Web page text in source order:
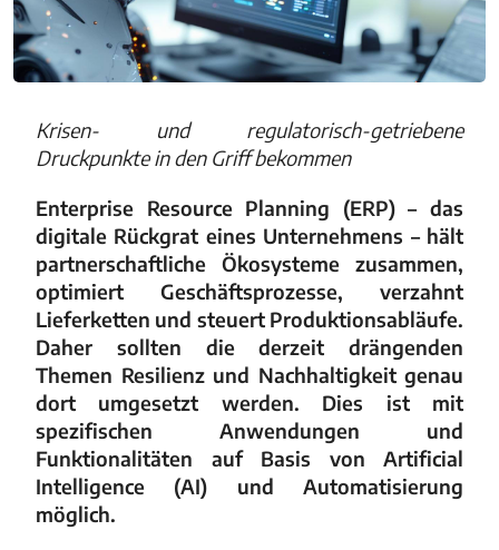
Krisen- und regulatorisch-getriebene
Druckpunkte in den Griff bekommen
Enterprise Resource Planning (ERP) – das
digitale Rückgrat eines Unternehmens – hält
partnerschaftliche Ökosysteme zusammen,
optimiert Geschäftsprozesse, verzahnt
Lieferketten und steuert Produktionsabläufe.
Daher sollten die derzeit drängenden
Themen Resilienz und Nachhaltigkeit genau
dort umgesetzt werden. Dies ist mit
spezifischen Anwendungen und
Funktionalitäten auf Basis von Artificial
Intelligence (AI) und Automatisierung
möglich.